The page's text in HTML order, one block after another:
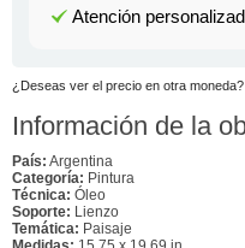
Atención
¿Deseas ver el precio en otra moneda?
Información de la
País: Argentina
Categoría: Pintura
Técnica: Óleo
Soporte: Lienzo
Temática: Paisaje